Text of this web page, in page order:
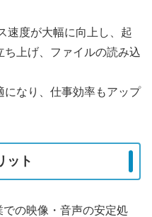
速度が大幅に向上し、起
上げ、ファイルの読み込
になり、仕事効率もアップ
ット
の映像・音声の安定処